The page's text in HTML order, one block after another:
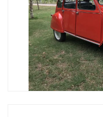
concepto de
ya que podían aunar la
razonables
desmerecer en
comparamos con las